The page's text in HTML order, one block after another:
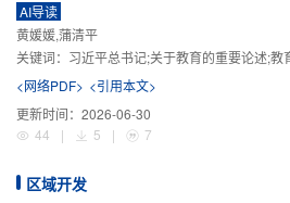
AI导读
黄媛媛,蒲清平
关键词： 习近平总书记;关于教育的重要论述;教育强国;《
<网络PDF> <引用本文>
更新时间： 2026-06-30
44
| 5 | 7
区域开发